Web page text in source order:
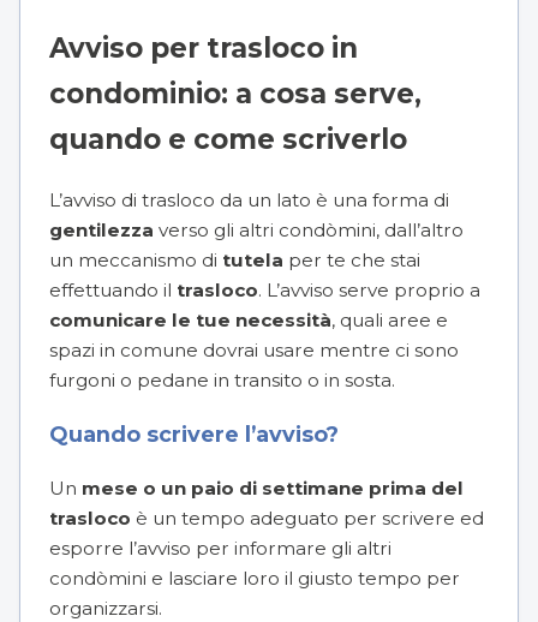
Avviso per trasloco in
condominio: a cosa serve,
quando e come scriverlo
L’avviso di trasloco da un lato è una forma di
gentilezza verso gli altri condòmini, dall’altro
un meccanismo di tutela per te che stai
effettuando il trasloco. L’avviso serve proprio a
comunicare le tue necessità, quali aree e
spazi in comune dovrai usare mentre ci sono
furgoni o pedane in transito o in sosta.
Quando scrivere l’avviso?
Un mese o un paio di settimane prima del
trasloco è un tempo adeguato per scrivere ed
esporre l’avviso per informare gli altri
condòmini e lasciare loro il giusto tempo per
organizzarsi.